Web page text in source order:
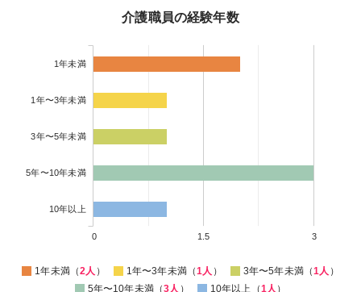
介護職員の経験年数
1年未満
1年〜3年未満
3年〜5年未満
5年〜10年未満
10年以上
0 1.5 3
1年未満（2人 ） 1年〜3年未満（1人 ） 3年〜5年未満（1人 ）
5年〜10年未満（3人 ） 10年以上（1人 ）